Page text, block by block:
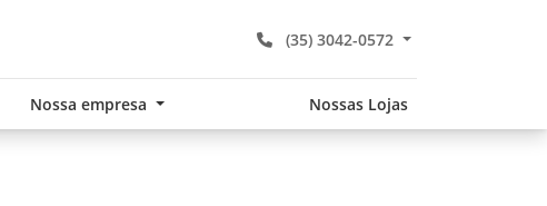
(35) 3042-0572
Nossa empresa Nossas Lojas